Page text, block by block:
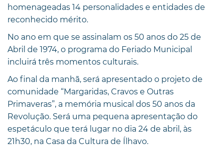
homenageadas 14 personalidades e entidades de
reconhecido mérito.
No ano em que se assinalam os 50 anos do 25 de
Abril de 1974, o programa do Feriado Municipal
incluirá três momentos culturais.
Ao final da manhã, será apresentado o projeto de
comunidade “Margaridas, Cravos e Outras
Primaveras”, a memória musical dos 50 anos da
Revolução. Será uma pequena apresentação do
espetáculo que terá lugar no dia 24 de abril, às
21h30, na Casa da Cultura de Ílhavo.